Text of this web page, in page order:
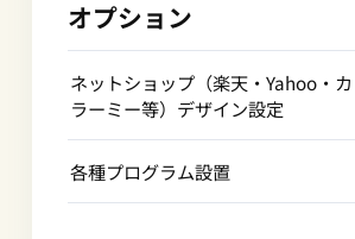
オプション
ネットショップ（楽天・Yahoo・カ
ラーミー等）デザイン設定
各種プログラム設置